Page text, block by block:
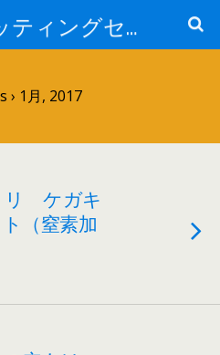
レーザーカッティングセンター 株式会社 中本鉄工所
› 1月, 2017
リ ケガキ
（窒素加